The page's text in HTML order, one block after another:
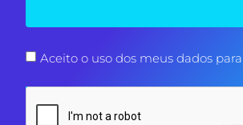
Aceito o uso dos meus dados